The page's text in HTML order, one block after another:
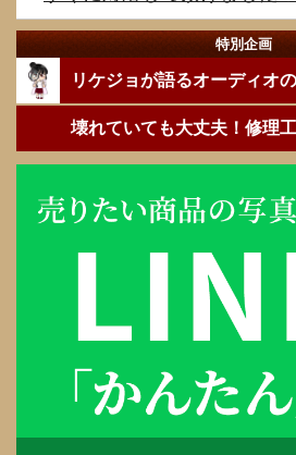
特別企画
リケジョが語るオーディオ
壊れていても大丈夫！修理